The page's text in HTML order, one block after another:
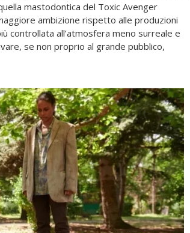
mastodontica del Toxic Avenger
ambizione rispetto alle produzioni
controllata all’atmosfera meno surreale e
se non proprio al grande pubblico,